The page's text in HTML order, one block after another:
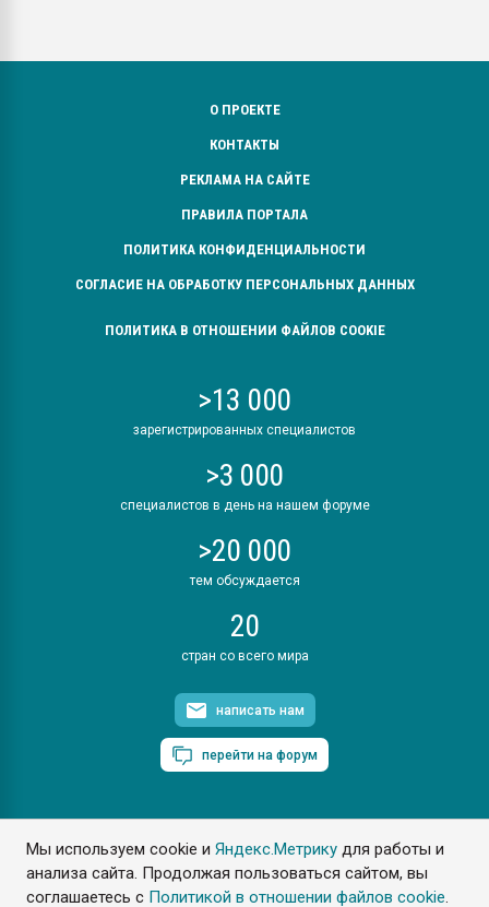
Мы используем cookie иЯндекс.Метрику для работы и
анализа сайта. Продолжая пользоваться сайтом, вы
соглашаетесь с Политикой в отношении файлов cookie.
О ПРОЕКТЕ
КОНТАКТЫ
РЕКЛАМА НА САЙТЕ
ПРАВИЛА ПОРТАЛА
ПОЛИТИКА КОНФИДЕНЦИАЛЬНОСТИ
СОГЛАСИЕ НА ОБРАБОТКУ ПЕРСОНАЛЬНЫХ ДАННЫХ
ПОЛИТИКА В ОТНОШЕНИИ ФАЙЛОВ COOKIE
>13 000
зарегистрированных специалистов
>3 000
специалистов в день на нашем форуме
>20 000
тем обсуждается
20
стран со всего мира
написать нам
перейти на форум
ПластЭксперт © 2006. Все права защищены
Разрешается копирование материалов сайта с обязательной
ссылкой на www.e-plastic.ru